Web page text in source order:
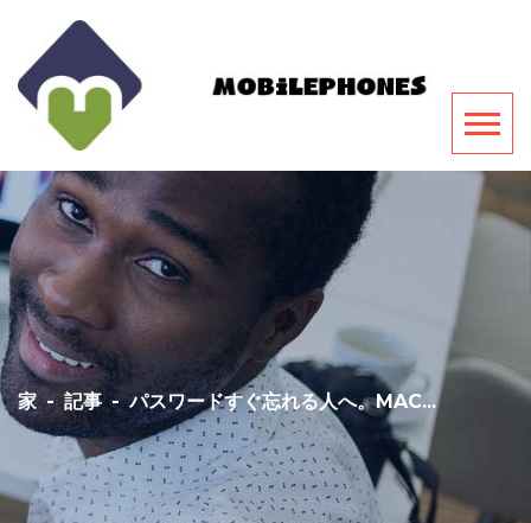
家 - 記事 - パスワードすぐ忘れる人へ。MAC...